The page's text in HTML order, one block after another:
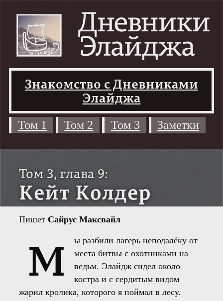
Знакомство с Дневниками
Элайджа
Том 1 Том 2 Том 3 Заметки
Том 3, глава 9:
Кейт Колдер
Пишет Сайрус Максвайл
М
ы разбили лагерь неподалёку от
места битвы с охотниками на
ведьм. Элайдж сидел около
костра и с сердитым видом
жарил кролика, которого я поймал в лесу.